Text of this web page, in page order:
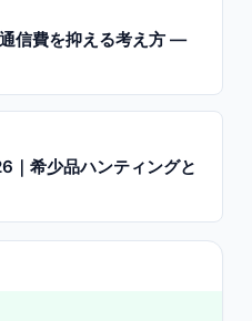
信費を抑える考え方 —
｜希少品ハンティングと